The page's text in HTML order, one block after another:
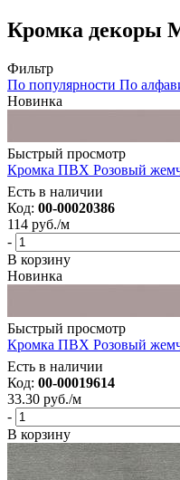
Кромка
Фильтр
По популярности По
Новинка
Быстрый просмотр
Кромка ПВХ Розовый
Есть в наличии
Код: 00-00020386
114 руб./м
-
В корзину
Новинка
Быстрый просмотр
Кромка ПВХ Розовый
Есть в наличии
Код: 00-00019614
33.30 руб./м
-
В корзину